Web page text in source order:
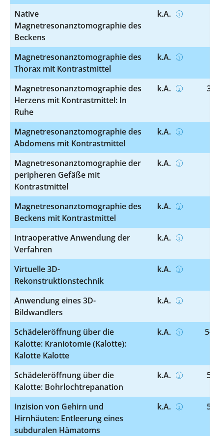
Native
Magnetresonanztomographie des
Beckens
k.A.
Magnetresonanztomographie des
Thorax mit Kontrastmittel
k.A.
Magnetresonanztomographie des
Herzens mit Kontrastmittel: In
Ruhe
k.A. 3-
Magnetresonanztomographie des
Abdomens mit Kontrastmittel
k.A.
Magnetresonanztomographie der
peripheren Gefäße mit
Kontrastmittel
k.A.
Magnetresonanztomographie des
Beckens mit Kontrastmittel
k.A.
Intraoperative Anwendung der
Verfahren
k.A.
Virtuelle 3D-
Rekonstruktionstechnik
k.A.
Anwendung eines 3D-
Bildwandlers
k.A.
Schädeleröffnung über die
Kalotte: Kraniotomie (Kalotte):
Kalotte Kalotte
k.A. 5-
Schädeleröffnung über die
Kalotte: Bohrlochtrepanation
k.A. 5-
Inzision von Gehirn und
Hirnhäuten: Entleerung eines
subduralen Hämatoms
k.A. 5-